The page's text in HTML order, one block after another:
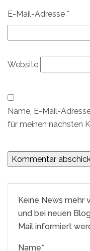
E-Mail-Adresse *
Website
Name, E-Mail-
für meinen nächsten
Keine News mehr
und bei neuen
Mail informiert
Name*